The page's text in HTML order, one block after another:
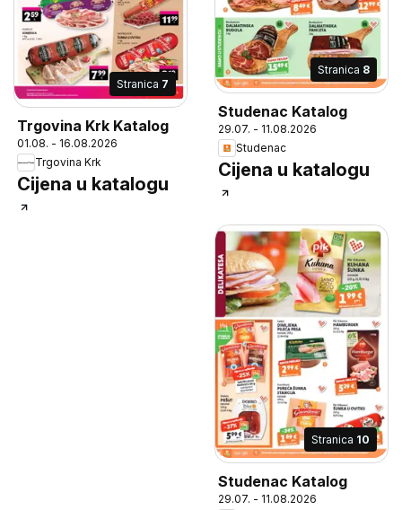
Stranica 7
Trgovina Krk Katalog
01.08. - 16.08.2026
Trgovina Krk
Cijena u katalogu
Stranica 8
Studenac Katalog
29.07. - 11.08.2026
Studenac
Cijena u katalogu
Stranica 10
Studenac Katalog
29.07. - 11.08.2026